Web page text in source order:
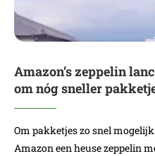
Amazon’s zeppelin
om nóg sneller
Om pakketjes zo snel
Amazon een heuse zeppelin